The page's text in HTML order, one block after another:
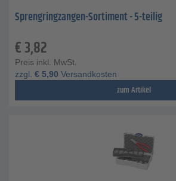
Sprengringzangen-Sortiment - 5-teilig
€3,82
Preis inkl. MwSt.
zzgl. € 5,90 Versandkosten
zum Artikel